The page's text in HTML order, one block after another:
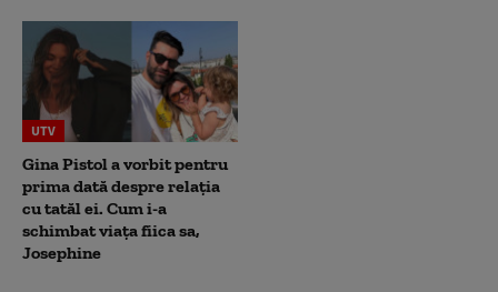
UTV
Gina Pistol a vorbit pentru
prima dată despre relația
cu tatăl ei. Cum i-a
schimbat viața fiica sa,
Josephine